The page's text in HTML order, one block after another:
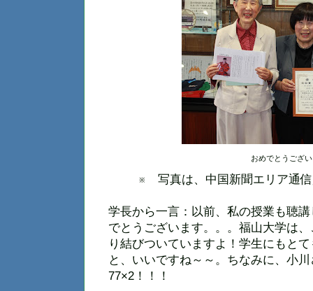
おめでとうござ
※ 写真は、中国新聞エリア通
学長から一言：以前、私の授業も聴
でとうございます。。。福山大学は
り結びついていますよ！学生にもと
と、いいですね～～。ちなみに、小
77×2！！！